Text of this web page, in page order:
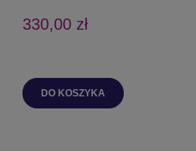
330,00 zł
DO KOSZYKA